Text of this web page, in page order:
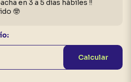
en 3 a 5 días hábiles ‼️
🤓
Calcular